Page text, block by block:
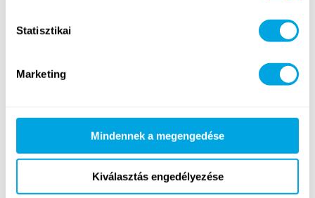
Statisztikai
Marketing
Mindennek a megengedése
Kiválasztás engedélyezése
Jóga
Szörf